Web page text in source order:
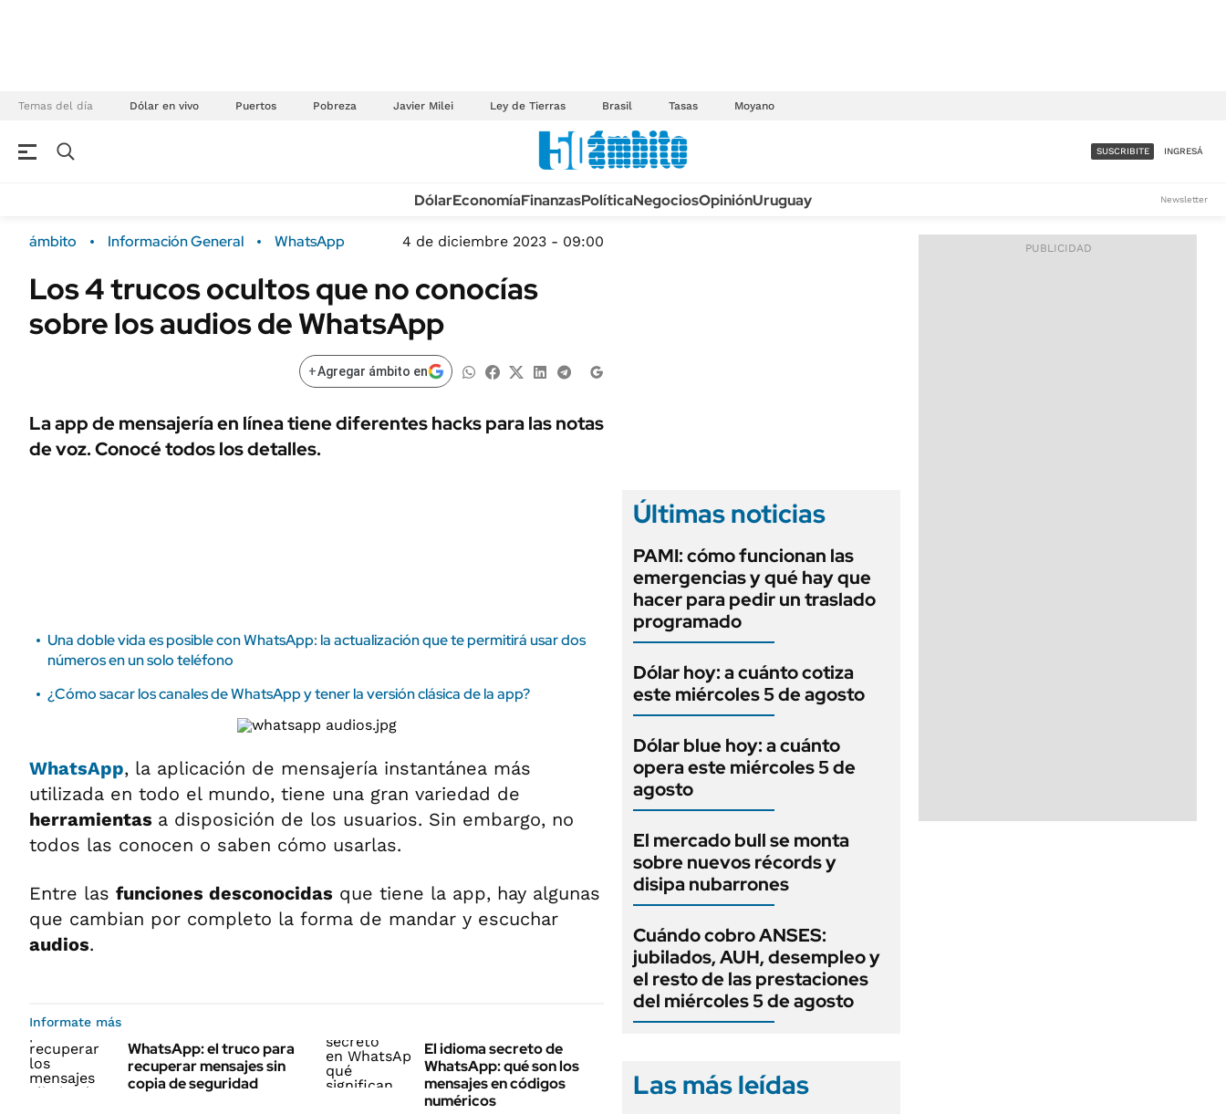
Temas del día Dólar en vivo Puertos Pobreza Javier Milei Ley de Tierras Brasil Tasas Moyano
Campo
FINANZAS
ÁMBITO DEBATE
MEDIAKIT AMBITO DEBATE
Sustentabilidad
Seguros
POLÍTICA
TECNOLOGÍA
MÉXICO
MUNDO
LIFESTYLE
ACCESO FULL - $1.800/MES
SUSCRIBITE INGRESÁ
DólarEconomíaFinanzasPolíticaNegociosOpiniónUruguay Newsletter
ámbito Información General WhatsApp 4 de diciembre 2023 - 09:00
Los 4 trucos ocultos que no conocías
sobre los audios de WhatsApp
+Agregar ámbito en
La app de mensajería en línea tiene diferentes hacks para las notas
de voz. Conocé todos los detalles.
Una doble vida es posible con WhatsApp: la actualización que te permitirá usar dos
números en un solo teléfono
¿Cómo sacar los canales de WhatsApp y tener la versión clásica de la app?
WhatsApp, la aplicación de mensajería instantánea más
utilizada en todo el mundo, tiene una gran variedad de
herramientas a disposición de los usuarios. Sin embargo, no
todos las conocen o saben cómo usarlas.
Entre las funciones desconocidas que tiene la app, hay algunas
que cambian por completo la forma de mandar y escuchar
audios.
Informate más
WhatsApp: el truco para
recuperar mensajes sin
copia de seguridad
El idioma secreto de
WhatsApp: qué son los
mensajes en códigos
numéricos
Últimas noticias
PAMI: cómo funcionan las
emergencias y qué hay que
hacer para pedir un traslado
programado
Dólar hoy: a cuánto cotiza
este miércoles 5 de agosto
Dólar blue hoy: a cuánto
opera este miércoles 5 de
agosto
El mercado bull se monta
sobre nuevos récords y
disipa nubarrones
Cuándo cobro ANSES:
jubilados, AUH, desempleo y
el resto de las prestaciones
del miércoles 5 de agosto
Las más leídas